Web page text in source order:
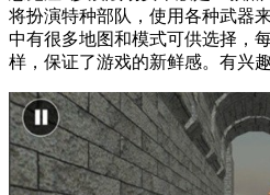
将扮演特种部队，使用各种武器
中有很多地图和模式可供选择，
样，保证了游戏的新鲜感。有兴